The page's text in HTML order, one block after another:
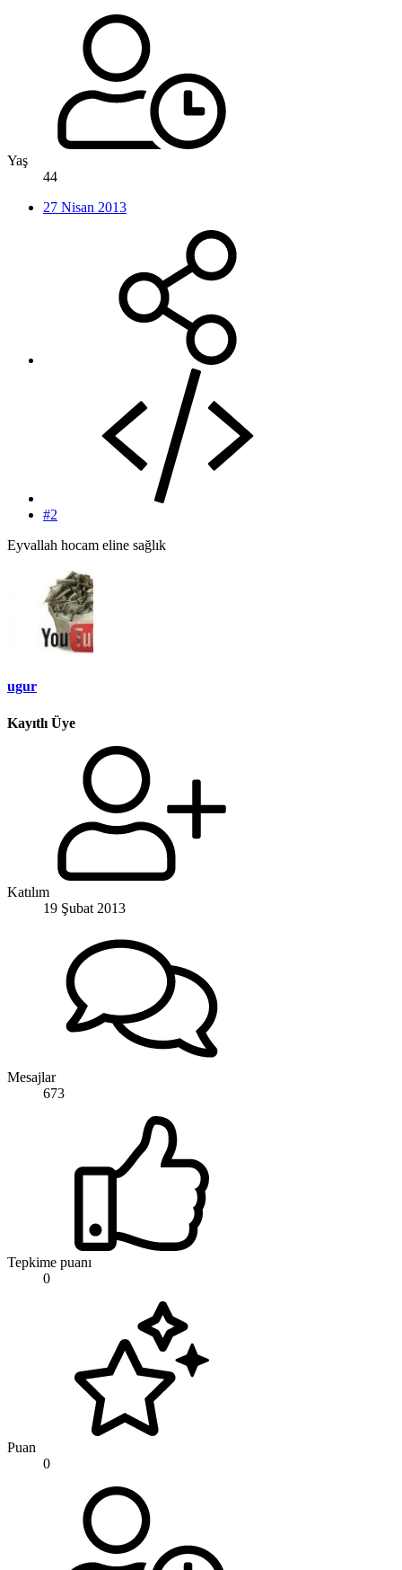
Yaş
44
27 Nisan 2013
#2
Eyvallah hocam eline sağlık
ugur
Kayıtlı Üye
Katılım
19 Şubat 2013
Mesajlar
673
Tepkime puanı
0
Puan
0